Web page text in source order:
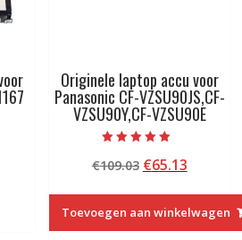
Originele laptop accu voor
Panasonic CF-VZSU90JS,CF-
VZSU90Y,CF-VZSU90E
5.00
van 5
€109.03
was:
€109.03.
€65.13Huidige
is:
€65.13.
Toevoegen aan winkelwagen